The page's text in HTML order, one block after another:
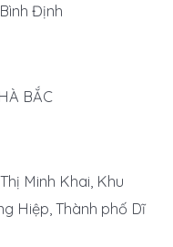
Định
BẮC
Minh Khai, Khu
Hiệp, Thành phố Dĩ